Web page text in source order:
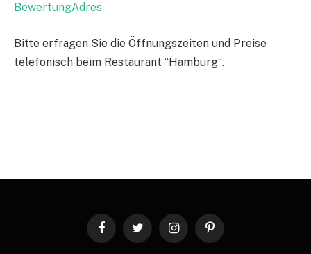
BewertungAdres
Bitte erfragen Sie die Öffnungszeiten und Preise
telefonisch beim Restaurant “Hamburg“.
FacebookTwitter InstagramPinterest